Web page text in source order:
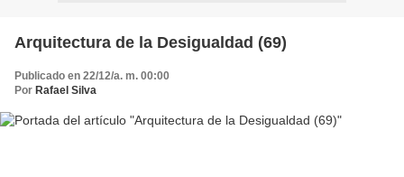
Arquitectura de la Desigualdad (69)
Publicado en 22/12/a. m. 00:00
Por Rafael Silva